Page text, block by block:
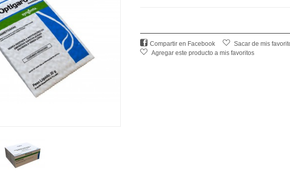
Compartir en Facebook
Sacar de mis
Agregar este producto a mis favoritos